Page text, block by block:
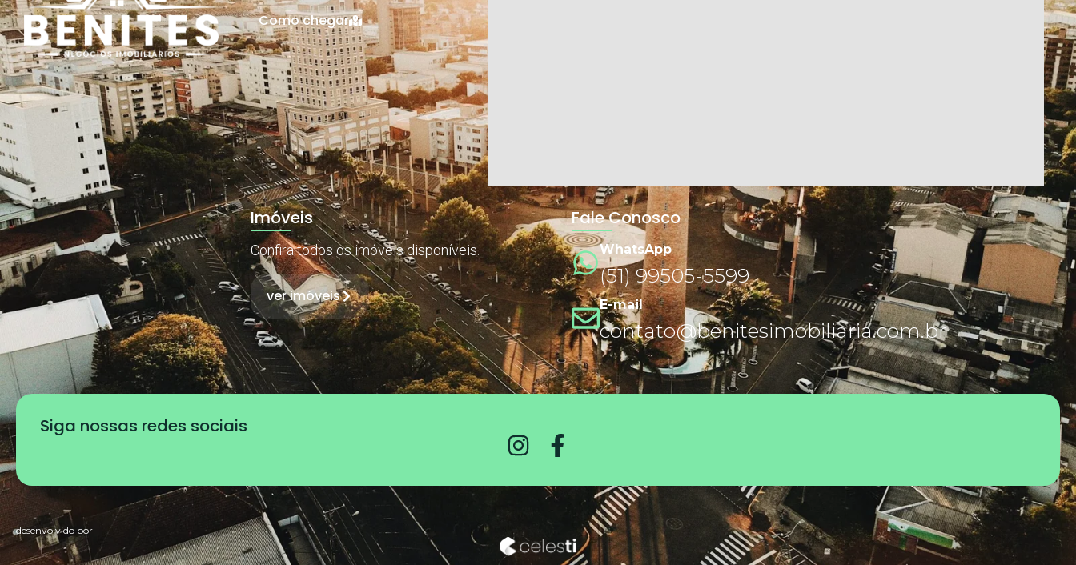
Como chegar
Imóveis
Confira todos os imóveis disponíveis.
ver imóveis
Fale Conosco
WhatsApp
(51) 99505-5599
E-mail
contato@benitesimobiliaria.com.br
Siga nossas redes sociais
desenvolvido por